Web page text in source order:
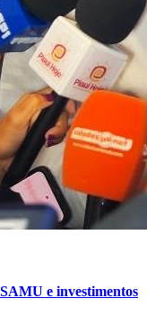
e investimentos